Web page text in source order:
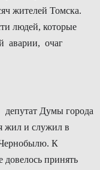
жителей Томска.
людей, которые
аварии, очаг
Думы города
жил и служил в
Чернобылю. К
принять